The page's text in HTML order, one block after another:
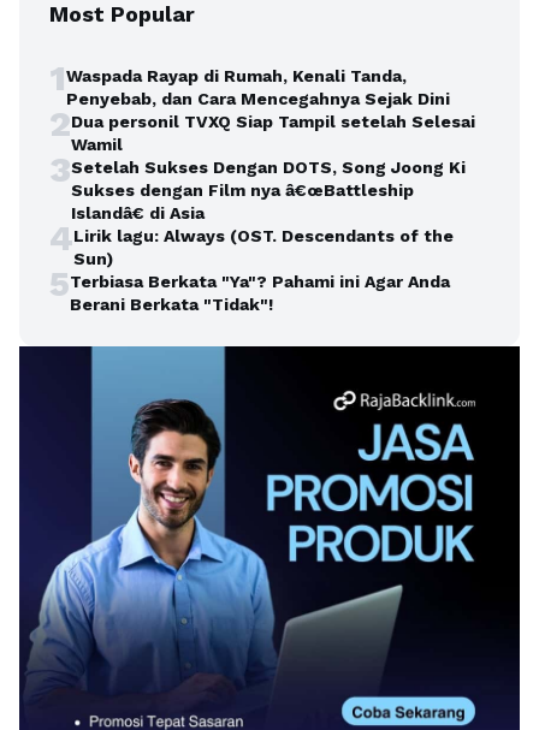
Most Popular
1Waspada Rayap di Rumah, Kenali Tanda,
Penyebab, dan Cara Mencegahnya Sejak Dini
2Dua personil TVXQ Siap Tampil setelah Selesai
Wamil
3Setelah Sukses Dengan DOTS, Song Joong Ki
Sukses dengan Film nya â€œBattleship
Islandâ€ di Asia
4Lirik lagu: Always (OST. Descendants of the
Sun)
5Terbiasa Berkata "Ya"? Pahami ini Agar Anda
Berani Berkata "Tidak"!